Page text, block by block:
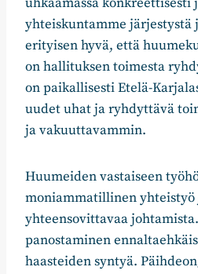
yhteiskuntamme
erityisen hyvä, että
on hallituksen toimesta
on paikallisesti Etelä-
uudet uhat ja ryhdyttävä
ja vakuuttavammin.
Huumeiden vastaiseen
moniammatillinen yhteistyö
yhteensovittavaa
panostaminen
haasteiden syntyä.